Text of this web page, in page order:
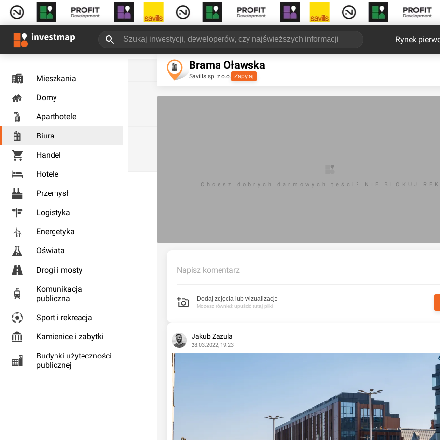
Rynek
Mieszkania
Domy
Aparthotele
Biura
Handel
Hotele
Przemysł
Logistyka
Energetyka
Oświata
Drogi i mosty
Komunikacja
publiczna
Sport i rekreacja
Kamienice i zabytki
Budynki użyteczności
publicznej
Brama Oławska
Savills sp. z o.o. Zapytaj
Chcesz dobrych darmowych teści? NIE BLOKUJ
Napisz komentarz
Dodaj zdjęcia lub wizualizacje
Możesz również upuścić tutaj pliki
Jakub Zazula
28.03.2022, 19:23